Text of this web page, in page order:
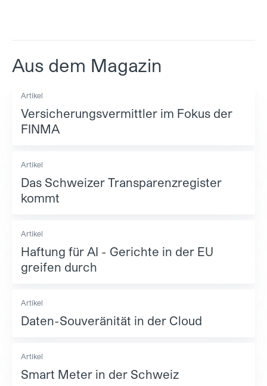
Aus dem Magazin
Artikel
Versicherungsvermittler im Fokus der
FINMA
Artikel
Das Schweizer Transparenzregister
kommt
Artikel
Haftung für AI - Gerichte in der EU
greifen durch
Artikel
Daten-Souveränität in der Cloud
Artikel
Smart Meter in der Schweiz